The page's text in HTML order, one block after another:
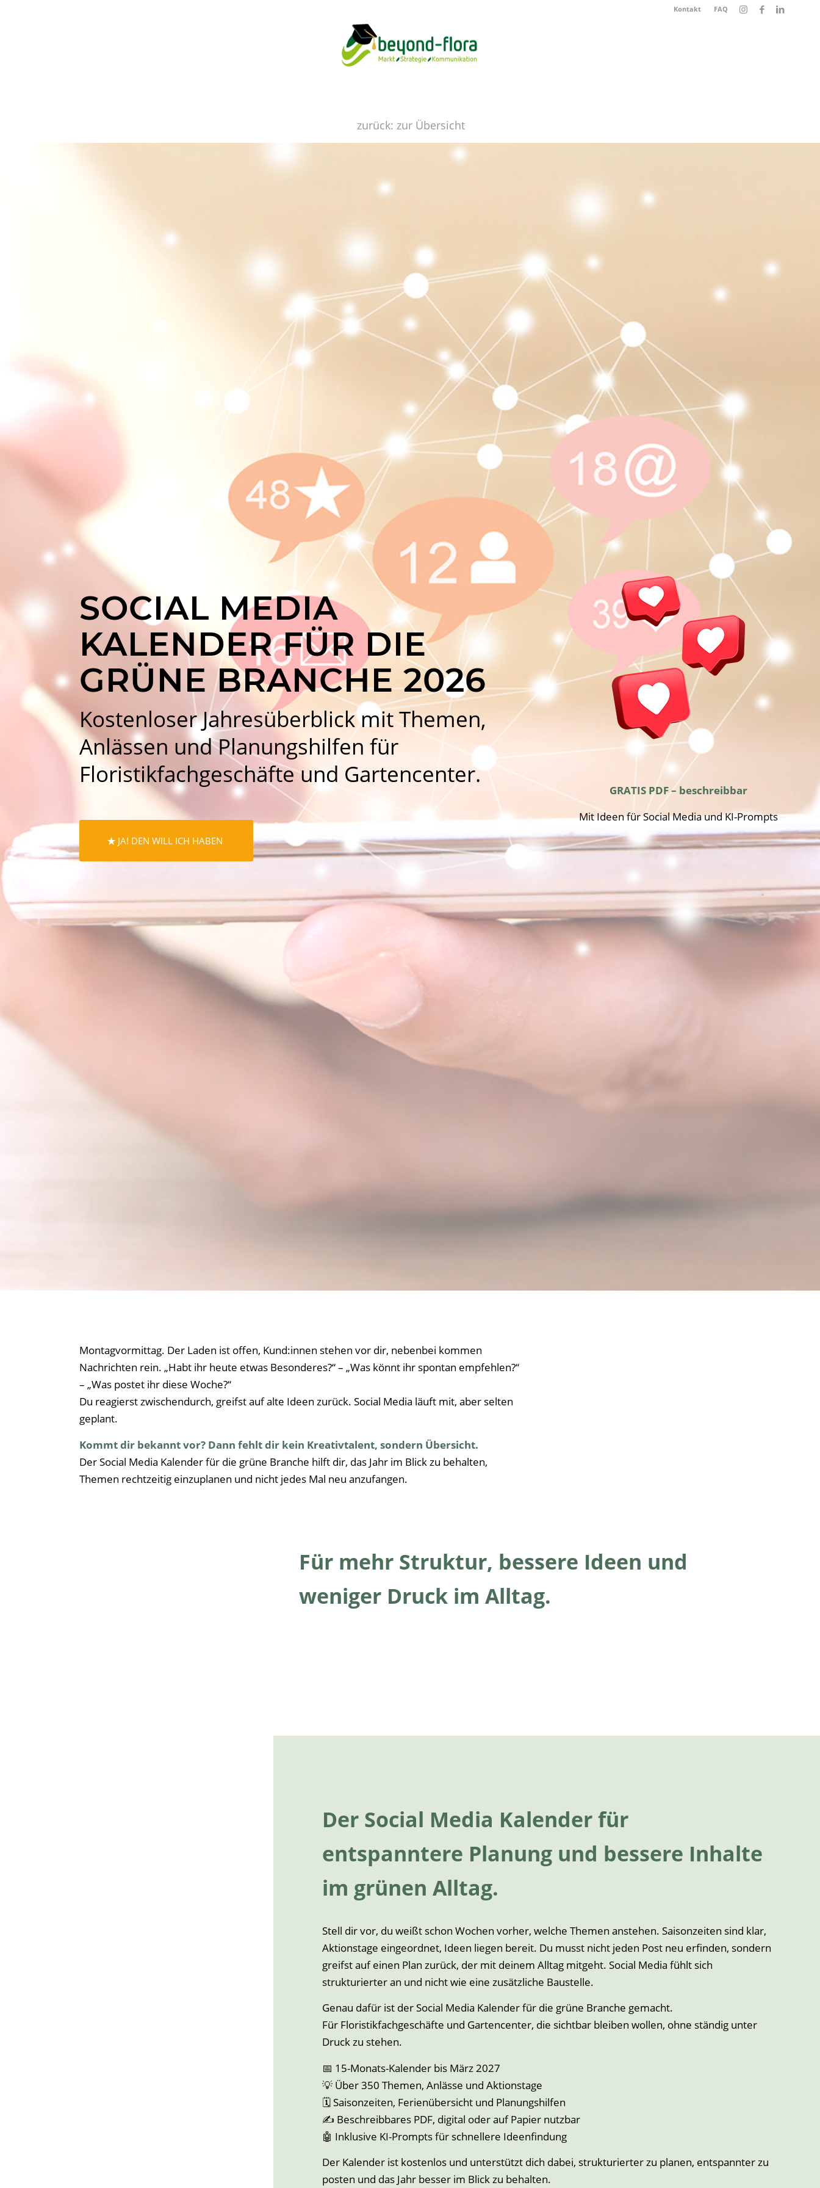
Kontakt FAQ
zurück: zur Übersicht
SOCIAL MEDIA
KALENDER FÜR DIE
GRÜNE BRANCHE 2026
Kostenloser Jahresüberblick mit Themen,
Anlässen und Planungshilfen für
Floristikfachgeschäfte und Gartencenter.
JA! DEN WILL ICH HABEN
GRATIS PDF – beschreibbar
Mit Ideen für Social Media und KI-Prompts
Montagvormittag. Der Laden ist offen, Kund:innen stehen vor dir, nebenbei kommen
Nachrichten rein. „Habt ihr heute etwas Besonderes?“ – „Was könnt ihr spontan empfehlen?“
– „Was postet ihr diese Woche?“
Du reagierst zwischendurch, greifst auf alte Ideen zurück. Social Media läuft mit, aber selten
geplant.
Kommt dir bekannt vor? Dann fehlt dir kein Kreativtalent, sondern Übersicht.
Der Social Media Kalender für die grüne Branche hilft dir, das Jahr im Blick zu behalten,
Themen rechtzeitig einzuplanen und nicht jedes Mal neu anzufangen.
Für mehr Struktur, bessere Ideen und
weniger Druck im Alltag.
Der Social Media Kalender für
entspanntere Planung und bessere Inhalte
im grünen Alltag.
Stell dir vor, du weißt schon Wochen vorher, welche Themen anstehen. Saisonzeiten sind klar,
Aktionstage eingeordnet, Ideen liegen bereit. Du musst nicht jeden Post neu erfinden, sondern
greifst auf einen Plan zurück, der mit deinem Alltag mitgeht. Social Media fühlt sich
strukturierter an und nicht wie eine zusätzliche Baustelle.
Genau dafür ist der Social Media Kalender für die grüne Branche gemacht.
Für Floristikfachgeschäfte und Gartencenter, die sichtbar bleiben wollen, ohne ständig unter
Druck zu stehen.
📅 15-Monats-Kalender bis März 2027
💡 Über 350 Themen, Anlässe und Aktionstage
🗓️ Saisonzeiten, Ferienübersicht und Planungshilfen
✍️ Beschreibbares PDF, digital oder auf Papier nutzbar
🤖 Inklusive KI-Prompts für schnellere Ideenfindung
Der Kalender ist kostenlos und unterstützt dich dabei, strukturierter zu planen, entspannter zu
posten und das Jahr besser im Blick zu behalten.